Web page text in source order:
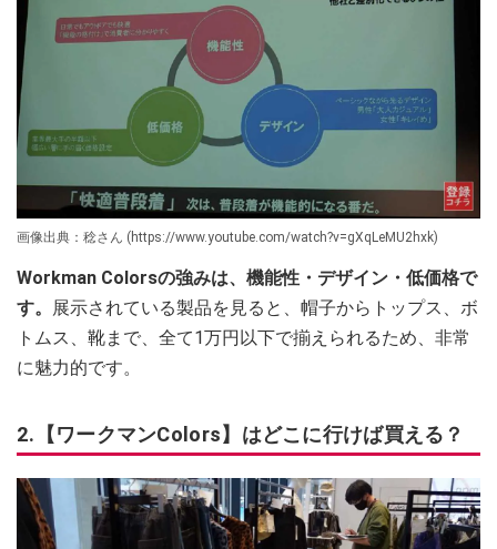
画像出典：稔さん (https://www.youtube.com/watch?v=gXqLeMU2hxk)
Workman Colorsの強みは、機能性・デザイン・低価格で
す。 展示されている製品を見ると、帽子からトップス、ボ
トムス、靴まで、全て1万円以下で揃えられるため、非常
に魅力的です。
2.【ワークマンColors】はどこに行けば買える？